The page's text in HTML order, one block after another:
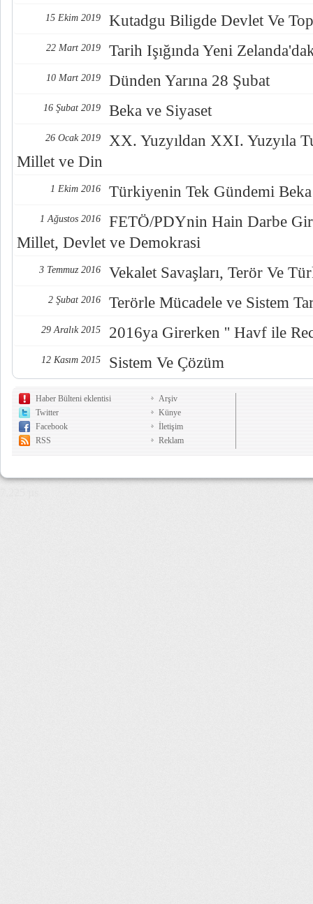
15 Ekim 2019 Kutadgu Biligde Devlet Ve
22 Mart 2019 Tarih Işığında Yeni
10 Mart 2019 Dünden Yarına 28 Şubat
16 Şubat 2019 Beka ve Siyaset
26 Ocak 2019
XX. Yuzyıldan XXI. Yuzyıla
Millet ve Din
1 Ekim 2016 Türkiyenin Tek Gündemi
1 Ağustos 2016
FETÖ/PDYnin Hain Darbe
Millet, Devlet ve Demokrasi
3 Temmuz 2016 Vekalet Savaşları, Terör Ve
2 Şubat 2016 Terörle Mücadele ve Sistem
29 Aralık 2015 2016ya Girerken '' Havf ile
12 Kasım 2015 Sistem Ve Çözüm
Haber Bülteni eklentisi
Twitter
Facebook
RSS
Arşiv
Künye
İletişim
Reklam